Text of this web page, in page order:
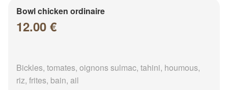
Bowl chicken ordinaire
12.00 €
Bickles, tomates, oignons sulmac, tahini, houmous,
riz, frites, bain, ail